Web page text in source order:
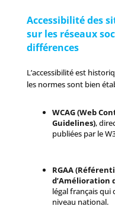
Accessibilité des
sur les réseaux
différences
L’accessibilité est
les normes sont bien
WCAG (Web
Guidelines),
publiées par le
RGAA
d’Amélioration
légal français qui
niveau national.